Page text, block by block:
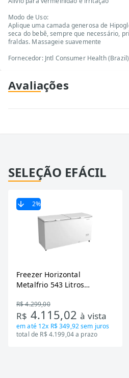
Modo de Uso:
Aplique uma camada generosa de
seca do bebê, sempre que necessário,
fraldas. Massageie suavemente
Fornecedor: Jntl Consumer Health
Avaliações
SELEÇÃO EFÁCIL
2%
Freezer Horizontal
Metalfrio 543 Litros
Tecnologia Inverter, Branco,
Bivolt
R$ 4.299,00
R$ 4.115,02à vista
em até 12x R$ 349,92sem juros
total de R$ 4.199,04 a prazo